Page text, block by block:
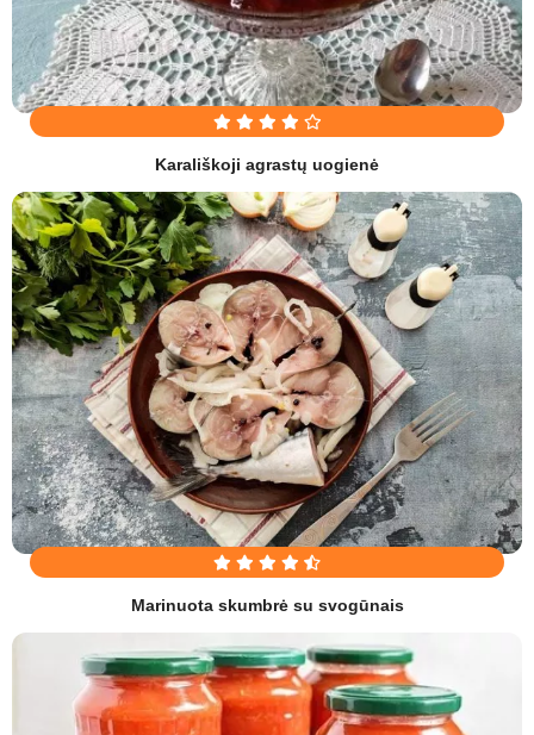
Karališkoji agrastų uogienė
Marinuota skumbrė su svogūnais